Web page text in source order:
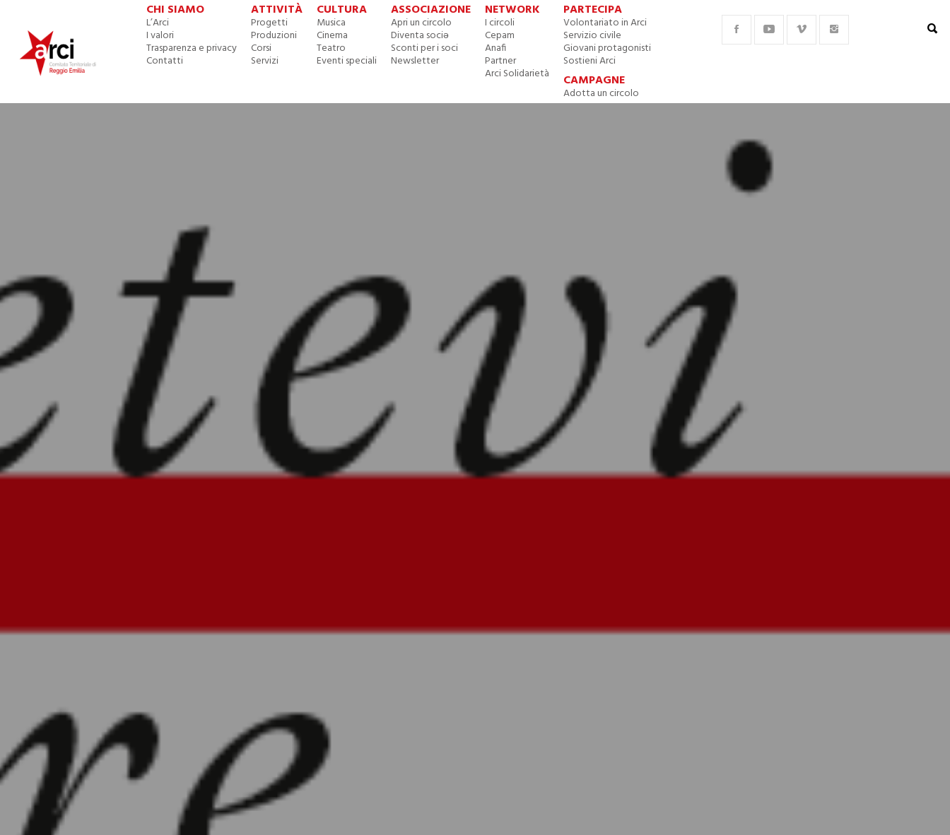
CHI SIAMO
L’Arci
I valori
Trasparenza e privacy
Contatti
ATTIVITÀ
Progetti
Produzioni
Corsi
Servizi
CULTURA
Musica
Cinema
Teatro
Eventi speciali
ASSOCIAZIONE
Apri un circolo
Diventa sociə
Sconti per i soci
Newsletter
NETWORK
I circoli
Cepam
Anafi
Partner
Arci Solidarietà
PARTECIPA
Volontariato in Arci
Servizio civile
Giovani protagonisti
Sostieni Arci
CAMPAGNE
Adotta un circolo